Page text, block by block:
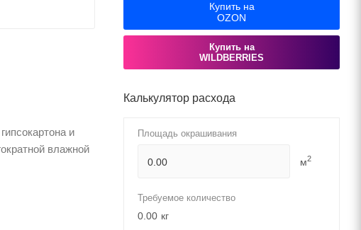
и
влажной
Купить на
OZON
Купить на
WILDBERRIES
Калькулятор расхода
Площадь окрашивания
м2
Требуемое количество
0.00 кг